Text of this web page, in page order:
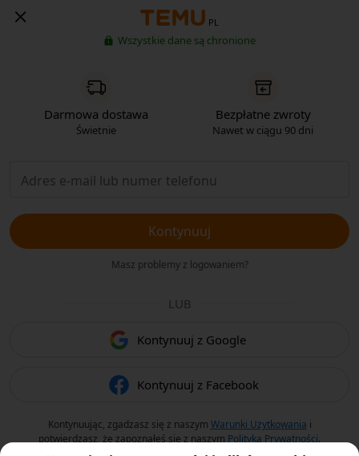
PL
Wszystkie dane są chronione
Darmowa dostawa
Świetnie
Bezpłatne zwroty
Nawet w ciągu 90 dni
Kontynuuj
Masz problemy z logowaniem?
LUB
Kontynuuj z Google
Kontynuuj z Facebook
Kontynuując, zgadzasz się z naszym Warunki Użytkowania i
potwierdzasz, że zapoznałeś się z naszym Polityka Prywatności.